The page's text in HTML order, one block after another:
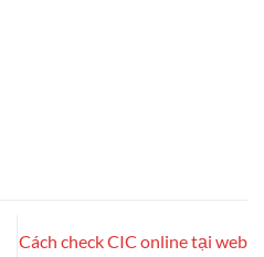
Cách check CIC online tại web